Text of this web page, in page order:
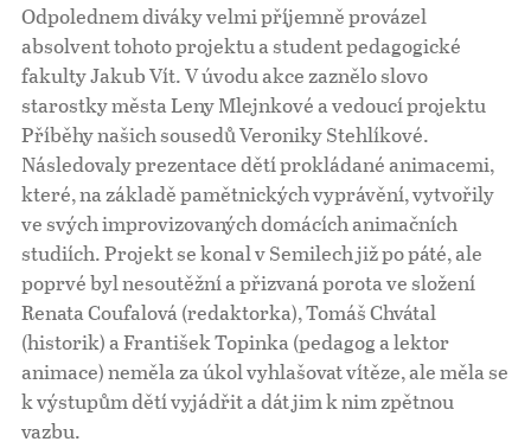
Odpolednem diváky velmi příjemně provázel
absolvent tohoto projektu a student pedagogické
fakulty Jakub Vít. V úvodu akce zaznělo slovo
starostky města Leny Mlejnkové a vedoucí projektu
Příběhy našich sousedů Veroniky Stehlíkové.
Následovaly prezentace dětí prokládané animacemi,
které, na základě pamětnických vyprávění, vytvořily
ve svých improvizovaných domácích animačních
studiích. Projekt se konal v Semilech již po páté, ale
poprvé byl nesoutěžní a přizvaná porota ve složení
Renata Coufalová (redaktorka), Tomáš Chvátal
(historik) a František Topinka (pedagog a lektor
animace) neměla za úkol vyhlašovat vítěze, ale měla se
k výstupům dětí vyjádřit a dát jim k nim zpětnou
vazbu.